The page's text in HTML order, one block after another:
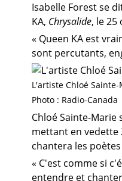
Isabelle Forest se
KA, Chrysalide, le
« Queen KA est
sont percutants,
L'artiste Chloé
Photo : Radio-Canada
Chloé Sainte-
mettant en vedette
chantera les
« C'est comme si
entendre et